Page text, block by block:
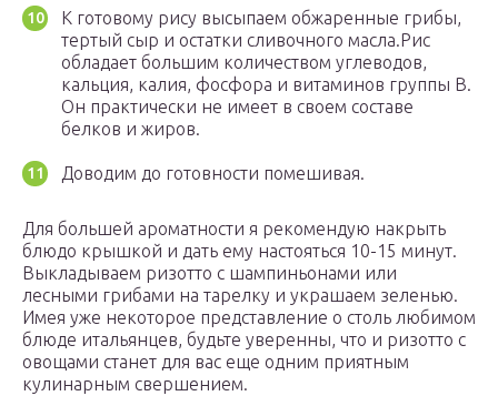
К готовому рису высыпаем обжаренные грибы,
тертый сыр и остатки сливочного масла.Рис
обладает большим количеством углеводов,
кальция, калия, фосфора и витаминов группы В.
Он практически не имеет в своем составе
белков и жиров.
Доводим до готовности помешивая.
Для большей ароматности я рекомендую накрыть
блюдо крышкой и дать ему настояться 10-15 минут.
Выкладываем ризотто с шампиньонами или
лесными грибами на тарелку и украшаем зеленью.
Имея уже некоторое представление о столь любимом
блюде итальянцев, будьте уверенны, что и ризотто с
овощами станет для вас еще одним приятным
кулинарным свершением.